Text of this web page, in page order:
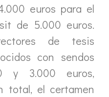
euros para el
de 5.000 euros.
de tesis
con sendos
y 3.000 euros,
total, el certamen